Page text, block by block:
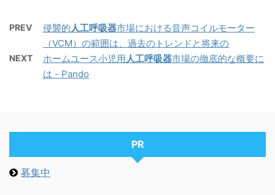
PREV 侵襲的人工呼吸器市場における音声コイルモーター
（VCM）の範囲は、過去のトレンドと将来の
NEXT ホームユース小児用人工呼吸器市場の徹底的な概要に
は - Pando
PR
募集中